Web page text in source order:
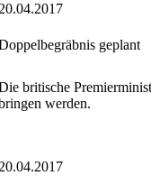
geplant
britische
werden.